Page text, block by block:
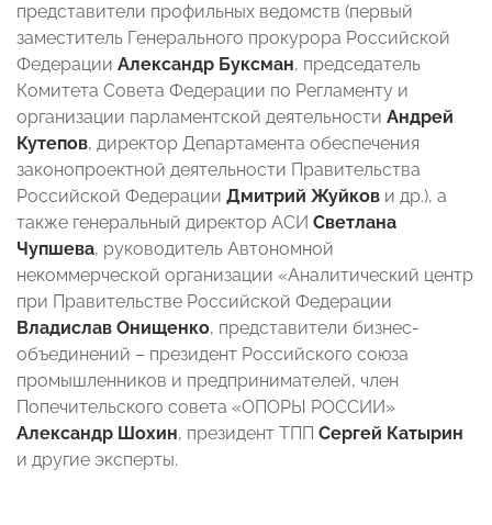
представители профильных ведомств (первый
заместитель Генерального прокурора Российской
Федерации Александр Буксман, председатель
Комитета Совета Федерации по Регламенту и
организации парламентской деятельности Андрей
Кутепов, директор Департамента обеспечения
законопроектной деятельности Правительства
Российской Федерации Дмитрий Жуйков и др.), а
также генеральный директор АСИ Светлана
Чупшева, руководитель Автономной
некоммерческой организации «Аналитический центр
при Правительстве Российской Федерации
Владислав Онищенко, представители бизнес-
объединений – президент Российского союза
промышленников и предпринимателей, член
Попечительского совета «ОПОРЫ РОССИИ»
Александр Шохин, президент ТПП Сергей Катырин
и другие эксперты.